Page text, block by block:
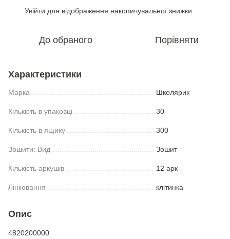
Увійти для відображення накопичувальної знижки
До обраного Порівняти
Характеристики
Марка Школярик
Кількість в упаковці 30
Кількість в ящику 300
Зошити: Вид Зошит
Кількість аркушів 12 арк
Лініювання клітинка
Опис
4820200000